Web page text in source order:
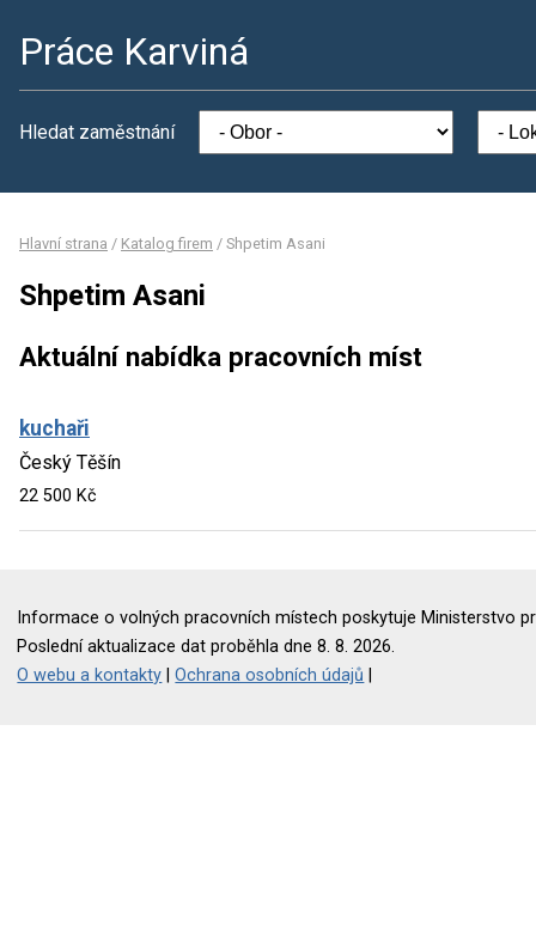
Práce Karviná
Hledat zaměstnání
Hlavní strana / Katalog firem / Shpetim Asani
Shpetim Asani
Aktuální nabídka pracovních míst
kuchaři
Český Těšín
22 500 Kč
Informace o volných pracovních místech poskytuje Ministerstvo
Poslední aktualizace dat proběhla dne 8. 8. 2026.
O webu a kontakty |Ochrana osobních údajů